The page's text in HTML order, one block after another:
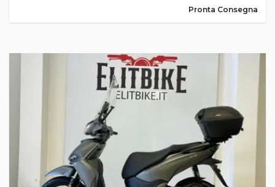
Pronta Consegna